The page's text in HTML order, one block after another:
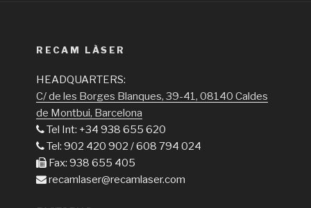
RECAM LÀSER
HEADQUARTERS:
C/ de les Borges Blanques, 39-41, 08140 Caldes
de Montbui, Barcelona
Tel Int: +34 938 655 620
Tel: 902 420 902 / 608 794 024
Fax: 938 655 405
recamlaser@recamlaser.com